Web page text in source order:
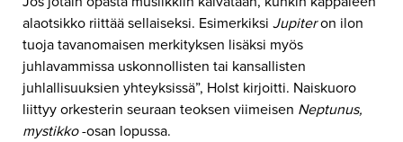
alaotsikko riittää sellaiseksi. Esimerkiksi Jupiteron ilon
tuoja tavanomaisen merkityksen lisäksi myös
juhlavammissa uskonnollisten tai kansallisten
juhlallisuuksien yhteyksissä”, Holst kirjoitti. Naiskuoro
liittyy orkesterin seuraan teoksen viimeisen Neptunus,
mystikko-osan lopussa.